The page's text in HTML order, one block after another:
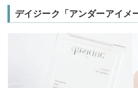
デイジーク「アンダーアイメ